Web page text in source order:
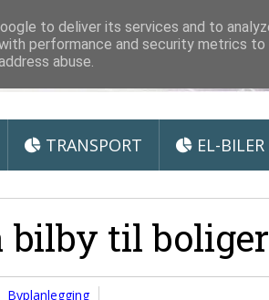
&
TRANSPORT EL-BILER
bilby til boliger
Byplanlegging
to deliver its services and to
performance and security metrics
abuse.